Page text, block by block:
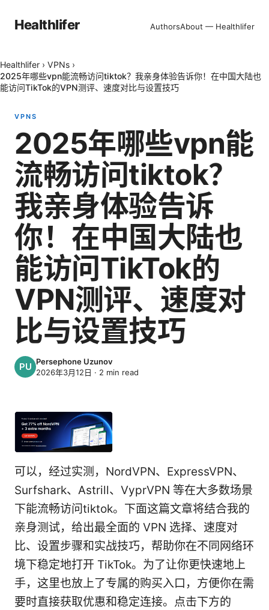
Healthlifer AuthorsAbout — Healthlifer
Healthlifer › VPNs ›
2025年哪些vpn能流畅访问tiktok？我亲身体验告诉你！在中国大陆也
能访问TikTok的VPN测评、速度对比与设置技巧
VPNS
2025年哪些vpn能
流畅访问tiktok？
我亲身体验告诉
你！在中国大陆也
能访问TikTok的
VPN测评、速度对
比与设置技巧
Persephone Uzunov
2026年3月12日 · 2 min read
可以，经过实测，NordVPN、ExpressVPN、
Surfshark、Astrill、VyprVPN 等在大多数场景
下能流畅访问tiktok。下面这篇文章将结合我的
亲身测试，给出最全面的 VPN 选择、速度对
比、设置步骤和实战技巧，帮助你在不同网络环
境下稳定地打开 TikTok。为了让你更快速地上
手，这里也放上了专属的购买入口，方便你在需
要时直接获取优惠和稳定连接。点击下方的